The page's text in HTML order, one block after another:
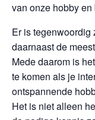
van onze hobby
Er is tegenwoordig
daarnaast de
Mede daarom is
te komen als je
ontspannende
Het is niet alleen